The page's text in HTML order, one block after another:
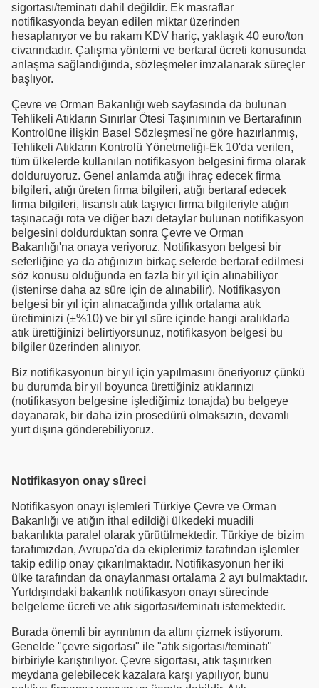
sigortası/teminatı dahil değildir. Ek masraflar
notifikasyonda beyan edilen miktar üzerinden
hesaplanıyor ve bu rakam KDV hariç, yaklaşık 40 euro/ton
civarındadır. Çalışma yöntemi ve bertaraf ücreti konusunda
anlaşma sağlandığında, sözleşmeler imzalanarak süreçler
başlıyor.
Çevre ve Orman Bakanlığı web sayfasında da bulunan
Tehlikeli Atıkların Sınırlar Ötesi Taşınımının ve Bertarafının
Kontrolüne ilişkin Basel Sözleşmesi'ne göre hazırlanmış,
Tehlikeli Atıkların Kontrolü Yönetmeliği-Ek 10'da verilen,
tüm ülkelerde kullanılan notifikasyon belgesini firma olarak
dolduruyoruz. Genel anlamda atığı ihraç edecek firma
bilgileri, atığı üreten firma bilgileri, atığı bertaraf edecek
firma bilgileri, lisanslı atık taşıyıcı firma bilgileriyle atığın
taşınacağı rota ve diğer bazı detaylar bulunan notifikasyon
belgesini doldurduktan sonra Çevre ve Orman
Bakanlığı'na onaya veriyoruz. Notifikasyon belgesi bir
seferliğine ya da atığınızın birkaç seferde bertaraf edilmesi
söz konusu olduğunda en fazla bir yıl için alınabiliyor
(istenirse daha az süre için de alınabilir). Notifikasyon
belgesi bir yıl için alınacağında yıllık ortalama atık
üretiminizi (±%10) ve bir yıl süre içinde hangi aralıklarla
atık ürettiğinizi belirtiyorsunuz, notifikasyon belgesi bu
bilgiler üzerinden alınıyor.
Biz notifikasyonun bir yıl için yapılmasını öneriyoruz çünkü
bu durumda bir yıl boyunca ürettiğiniz atıklarınızı
(notifikasyon belgesine işlediğimiz tonajda) bu belgeye
dayanarak, bir daha izin prosedürü olmaksızın, devamlı
yurt dışına gönderebiliyoruz.
Notifikasyon onay süreci
Notifikasyon onayı işlemleri Türkiye Çevre ve Orman
Bakanlığı ve atığın ithal edildiği ülkedeki muadili
bakanlıkta paralel olarak yürütülmektedir. Türkiye de bizim
tarafımızdan, Avrupa'da da ekiplerimiz tarafından işlemler
takip edilip onay çıkarılmaktadır. Notifikasyonun her iki
ülke tarafından da onaylanması ortalama 2 ayı bulmaktadır.
Yurtdışındaki bakanlık notifikasyon onayı sürecinde
belgeleme ücreti ve atık sigortası/teminatı istemektedir.
Burada önemli bir ayrıntının da altını çizmek istiyorum.
Genelde "çevre sigortası" ile "atık sigortası/teminatı"
birbiriyle karıştırılıyor. Çevre sigortası, atık taşınırken
meydana gelebilecek kazalara karşı yapılıyor, bunu